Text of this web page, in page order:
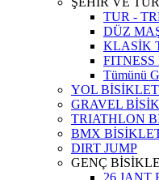
TUR -
DÜZ
KLASİK
Tümünü
YOL
GRAVEL
TRIATHLON
BMX
DIRT JUMP
GENÇ
26 JANT